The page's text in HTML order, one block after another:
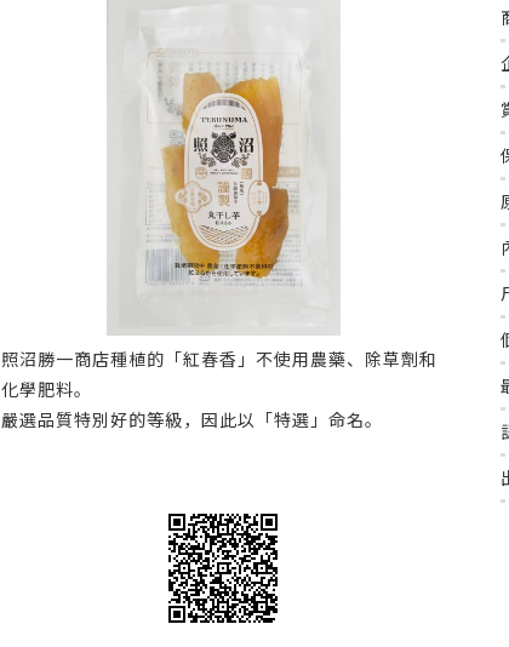
照沼勝一商店種植的「紅春香」不使用農藥、除草劑和
化學肥料。
嚴選品質特別好的等級，因此以「特選」命名。